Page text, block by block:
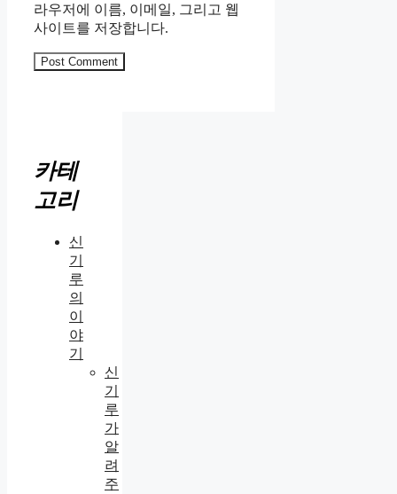
라우저에 이름, 이메일, 그리고 웹
사이트를 저장합니다.
카테
고리
신
기
루
의
이
야
기
신
기
루
가
알
려
주